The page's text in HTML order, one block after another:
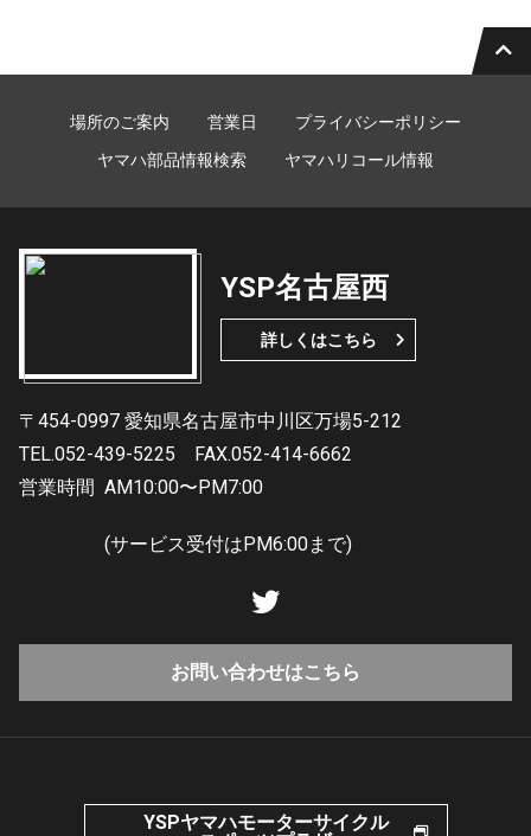
場所のご案内 営業日
プライバシーポリシー
ヤマハ部品情報検索
ヤマハリコール情報
YSP名古屋西
詳しくはこちら
〒454-0997 愛知県名古屋市中川区万場5-212
TEL.052-439-5225
FAX.052-414-6662
営業時間 AM10:00〜PM7:00
(サービス受付はPM6:00まで)
お問い合わせはこちら
YSPヤマハモーターサイクル